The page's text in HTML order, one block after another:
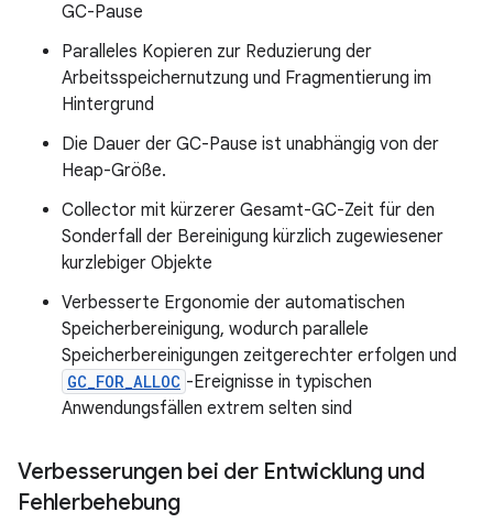
GC-Pause
Paralleles Kopieren zur Reduzierung der
Arbeitsspeichernutzung und Fragmentierung im
Hintergrund
Die Dauer der GC-Pause ist unabhängig von der
Heap-Größe.
Collector mit kürzerer Gesamt-GC-Zeit für den
Sonderfall der Bereinigung kürzlich zugewiesener
kurzlebiger Objekte
Verbesserte Ergonomie der automatischen
Speicherbereinigung, wodurch parallele
Speicherbereinigungen zeitgerechter erfolgen und
GC_FOR_ALLOC -Ereignisse in typischen
Anwendungsfällen extrem selten sind
Verbesserungen bei der Entwicklung und
Fehlerbehebung